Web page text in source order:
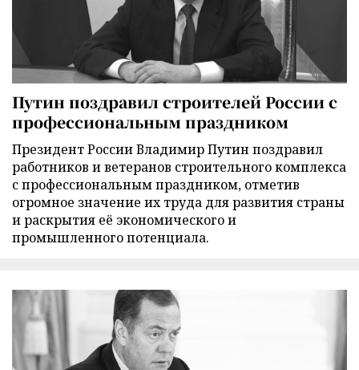
Путин поздравил строителей России с
профессиональным праздником
Президент России Владимир Путин поздравил
работников и ветеранов строительного комплекса
с профессиональным праздником, отметив
огромное значение их труда для развития страны
и раскрытия её экономического и
промышленного потенциала.